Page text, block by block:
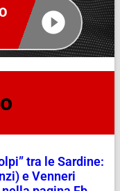
tra le Sardine:
e Venneri